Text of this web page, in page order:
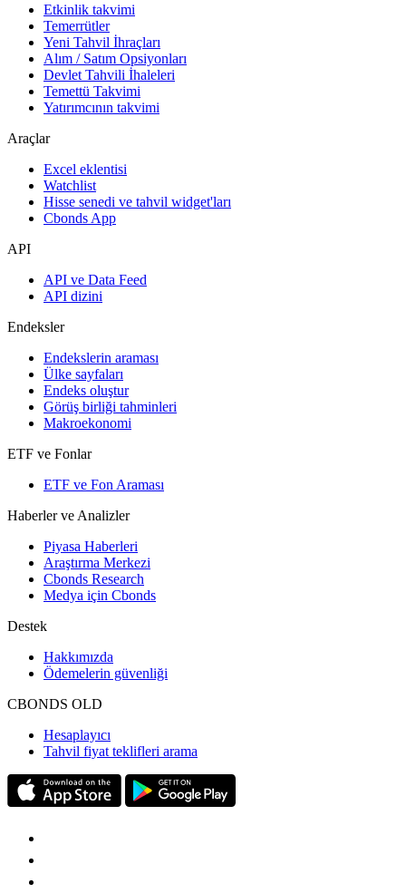
Etkinlik takvimi
Temerrütler
Yeni Tahvil İhraçları
Alım / Satım Opsiyonları
Devlet Tahvili İhaleleri
Temettü Takvimi
Yatırımcının takvimi
Araçlar
Excel eklentisi
Watchlist
Hisse senedi ve tahvil widget'ları
Cbonds App
API
API ve Data Feed
API dizini
Endeksler
Endekslerin araması
Ülke sayfaları
Endeks oluştur
Görüş birliği tahminleri
Makroekonomi
ETF ve Fonlar
ETF ve Fon Araması
Haberler ve Analizler
Piyasa Haberleri
Araştırma Merkezi
Cbonds Research
Medya için Cbonds
Destek
Hakkımızda
Ödemelerin güvenliği
CBONDS OLD
Hesaplayıcı
Tahvil fiyat teklifleri arama